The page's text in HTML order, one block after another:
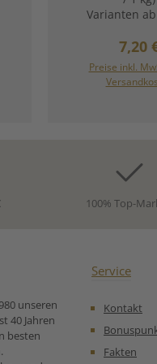
Bio Grüntee
vereint die
Blätter mit
natürlichen
Schwarztee
aber leichter,
besonders
abgestimmt.
Grüntee
abkühlen
Zutaten:Grüner
Sencha,
Varianten ab
7,20
Preise inkl.
100% Top-
unseren
40 Jahren
besten
Service
Kontakt
Fakten